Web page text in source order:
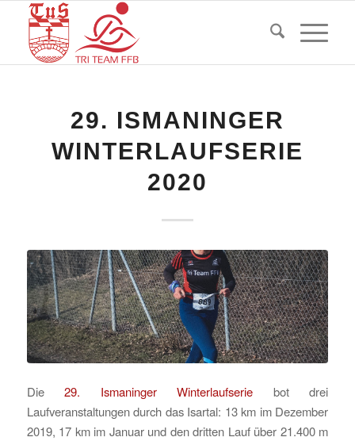
29. ISMANINGER
WINTERLAUFSERIE
2020
Die29. Ismaninger Winterlaufserie bot drei
Laufveranstaltungen durch das Isartal: 13 km im Dezember
2019, 17 km im Januar und den dritten Lauf über 21.400 m